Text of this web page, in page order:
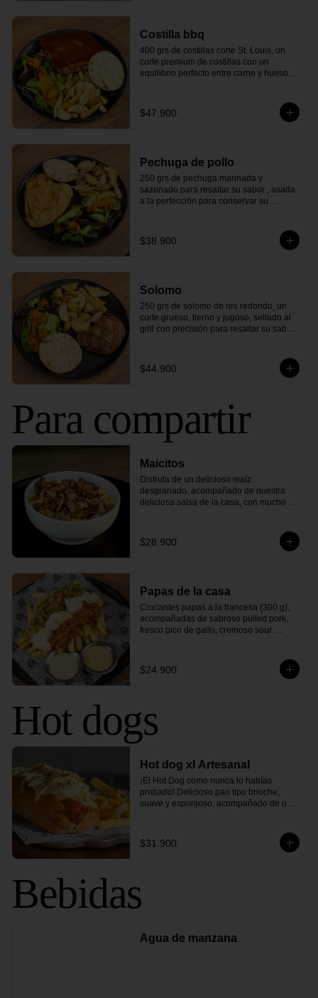
Costilla bbq
400 grs de costillas corte St. Louis, un
corte premium de costillas con un
equilibrio perfecto entre carne y hueso,
bañadas en nuestra deliciosa salsa BBQ
de la casa, que resalta su sabor. Con
bocado!
$47.900
Pechuga de pollo
250 grs de pechuga marinada y
sazonado para resaltar su sabor , asada
a la perfección para conservar su
papas crujientes.
¡Una combinación perfecta que te
$38.900
Solomo
250 grs de solomo de res redondo, un
corte grueso, tierno y jugoso, sellado al
grill con precisión para resaltar su sabor
fresca y papas crujientes.
¡Sabor y delicia en cada bocado, una
$44.900
Para compartir
Maicitos
Disfruta de un delicioso maíz
desgranado, acompañado de nuestra
deliciosa salsa de la casa, con mucho
sabores clásicos que nunca pasa de
moda.
$28.900
Papas de la casa
Crocantes papas a la francesa (300 g),
acompañadas de sabroso pulled pork,
fresco pico de gallo, cremoso sour
sabores que elevará tus papas a otro
nivel.
$24.900
Hot dogs
Hot dog xl Artesanal
¡El Hot Dog como nunca lo habías
probado! Delicioso pan tipo brioche,
suave y esponjoso, acompañado de una
mozzarella gratinado, tocineta ahumada,
ripio de papa, pepinillos agridulces y
$31.900
Bebidas
Agua de manzana